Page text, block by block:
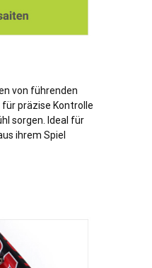
von führenden
für präzise Kontrolle
sorgen. Ideal für
ihrem Spiel